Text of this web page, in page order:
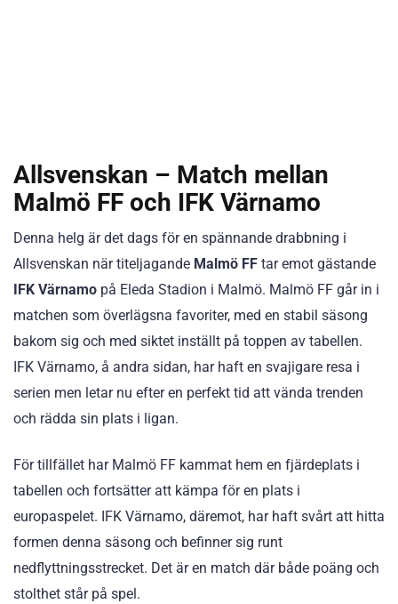
Allsvenskan – Match mellan
Malmö FF och IFK Värnamo
Denna helg är det dags för en spännande drabbning i
Allsvenskan när titeljagande Malmö FF tar emot gästande
IFK Värnamo på Eleda Stadion i Malmö. Malmö FF går in i
matchen som överlägsna favoriter, med en stabil säsong
bakom sig och med siktet inställt på toppen av tabellen.
IFK Värnamo, å andra sidan, har haft en svajigare resa i
serien men letar nu efter en perfekt tid att vända trenden
och rädda sin plats i ligan.
För tillfället har Malmö FF kammat hem en fjärdeplats i
tabellen och fortsätter att kämpa för en plats i
europaspelet. IFK Värnamo, däremot, har haft svårt att hitta
formen denna säsong och befinner sig runt
nedflyttningsstrecket. Det är en match där både poäng och
stolthet står på spel.